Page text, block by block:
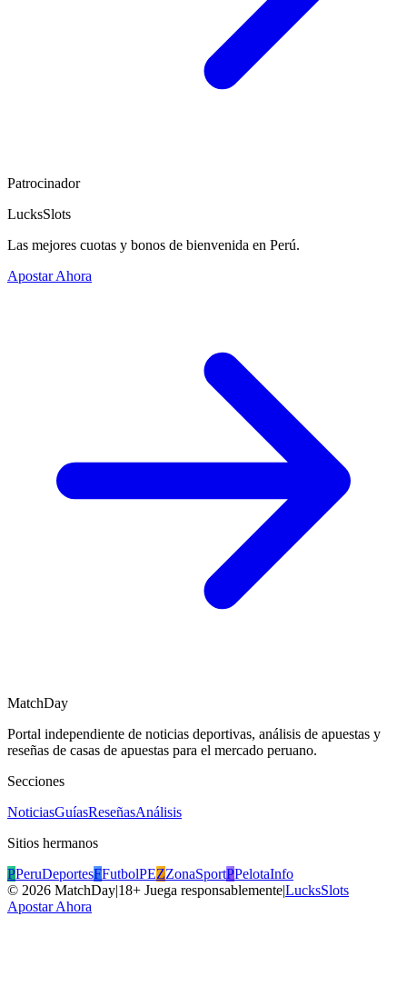
Patrocinador
LucksSlots
Las mejores cuotas y bonos de bienvenida en Perú.
Apostar Ahora
MatchDay
Portal independiente de noticias deportivas, análisis de apuestas y
reseñas de casas de apuestas para el mercado peruano.
Secciones
NoticiasGuíasReseñasAnálisis
Sitios hermanos
PPeruDeportesFFutbolPEZZonaSportPPelotaInfo
© 2026 MatchDay|18+ Juega responsablemente|LucksSlots
Apostar Ahora